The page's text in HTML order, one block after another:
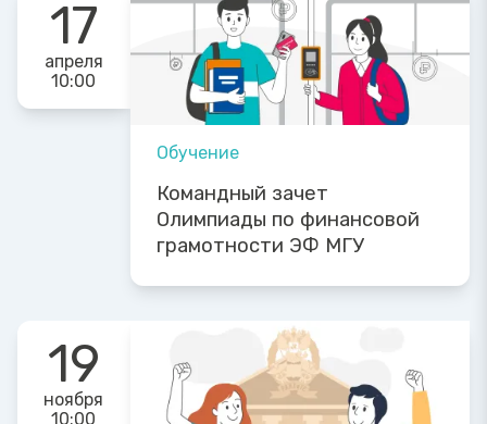
17
апреля
10:00
Обучение
Командный зачет
Олимпиады по финансовой
грамотности ЭФ МГУ
19
ноября
10:00